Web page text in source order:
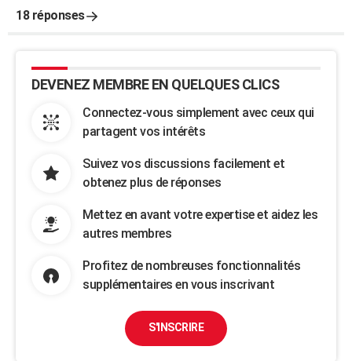
18 réponses
DEVENEZ MEMBRE EN QUELQUES CLICS
Connectez-vous simplement avec ceux qui
partagent vos intérêts
Suivez vos discussions facilement et
obtenez plus de réponses
Mettez en avant votre expertise et aidez les
autres membres
Profitez de nombreuses fonctionnalités
supplémentaires en vous inscrivant
S'INSCRIRE